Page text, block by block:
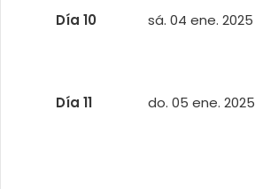
Día 10 sá. 04 ene. 2025
Día 11 do. 05 ene. 2025